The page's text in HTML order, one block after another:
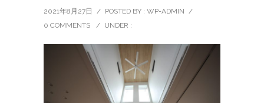
2021年8月27日 / POSTED BY : WP-ADMIN /
0 COMMENTS
/ UNDER :